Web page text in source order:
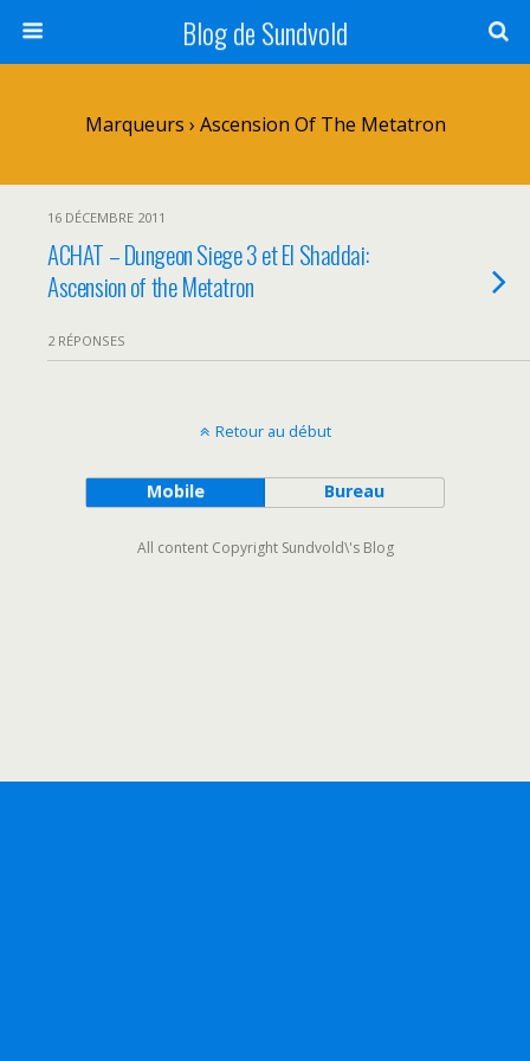
Blog de Sundvold
Marqueurs › Ascension Of The Metatron
16 DÉCEMBRE 2011
ACHAT – Dungeon Siege 3 et El Shaddai:
Ascension of the Metatron
2 RÉPONSES
Retour au début
Mobile Bureau
All content Copyright Sundvold\'s Blog